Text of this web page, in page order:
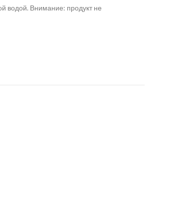
водой. Внимание: продукт не